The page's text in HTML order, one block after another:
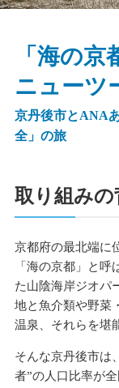
「海の
ニューツ
京丹後市とANA
全」の旅
取り組みの
京都府の最北端に
「海の京都」と
た山陰海岸ジオパ
地と魚介類や野菜
温泉、それらを堪
そんな京丹後市は
者”の人口比率が